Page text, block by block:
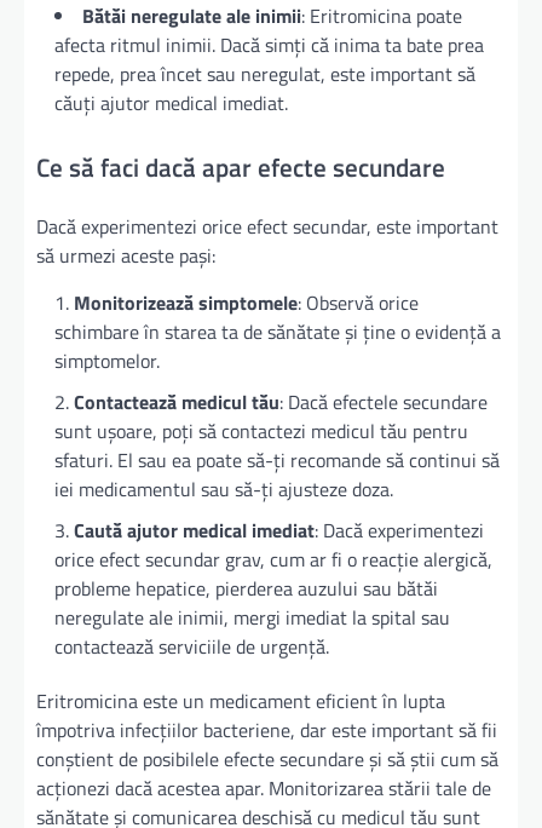
Bătăi neregulate ale inimii: Eritromicina poate
afecta ritmul inimii. Dacă simți că inima ta bate prea
repede, prea încet sau neregulat, este important să
căuți ajutor medical imediat.
Ce să faci dacă apar efecte secundare
Dacă experimentezi orice efect secundar, este important
să urmezi aceste pași:
Monitorizează simptomele: Observă orice
schimbare în starea ta de sănătate și ține o evidență a
simptomelor.
Contactează medicul tău: Dacă efectele secundare
sunt ușoare, poți să contactezi medicul tău pentru
sfaturi. El sau ea poate să-ți recomande să continui să
iei medicamentul sau să-ți ajusteze doza.
Caută ajutor medical imediat: Dacă experimentezi
orice efect secundar grav, cum ar fi o reacție alergică,
probleme hepatice, pierderea auzului sau bătăi
neregulate ale inimii, mergi imediat la spital sau
contactează serviciile de urgență.
Eritromicina este un medicament eficient în lupta
împotriva infecțiilor bacteriene, dar este important să fii
conștient de posibilele efecte secundare și să știi cum să
acționezi dacă acestea apar. Monitorizarea stării tale de
sănătate și comunicarea deschisă cu medicul tău sunt